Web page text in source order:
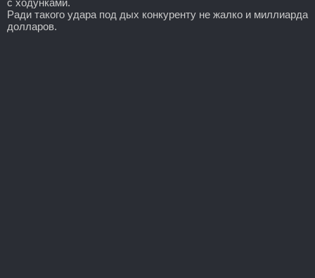
Ради такого удара под дых конкуренту не жалко и миллиарда
долларов.